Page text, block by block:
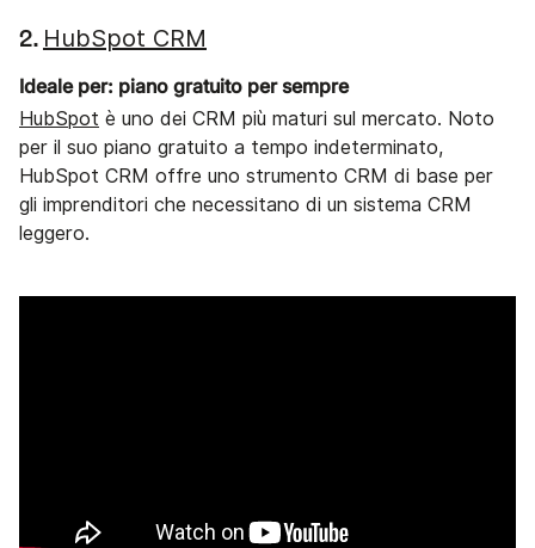
2. HubSpot CRM
Ideale per: piano gratuito per sempre
HubSpot è uno dei CRM più maturi sul mercato. Noto
per il suo piano gratuito a tempo indeterminato,
HubSpot CRM offre uno strumento CRM di base per
gli imprenditori che necessitano di un sistema CRM
leggero.